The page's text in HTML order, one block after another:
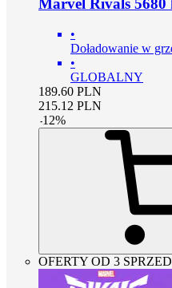
•
Doładowanie w
•
GLOBALNY
189.60 PLN
215.12 PLN
-12%
OFERTY OD 3